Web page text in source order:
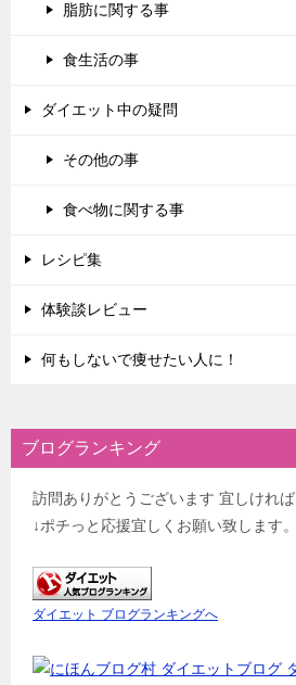
脂肪に関する事
食生活の事
ダイエット中の疑問
その他の事
食べ物に関する事
レシピ集
体験談レビュー
何もしないで痩せたい人に！
ブログランキング
訪問ありがとうございます 宜しければ
↓ポチっと応援宜しくお願い致します。
ダイエット ブログランキングへ